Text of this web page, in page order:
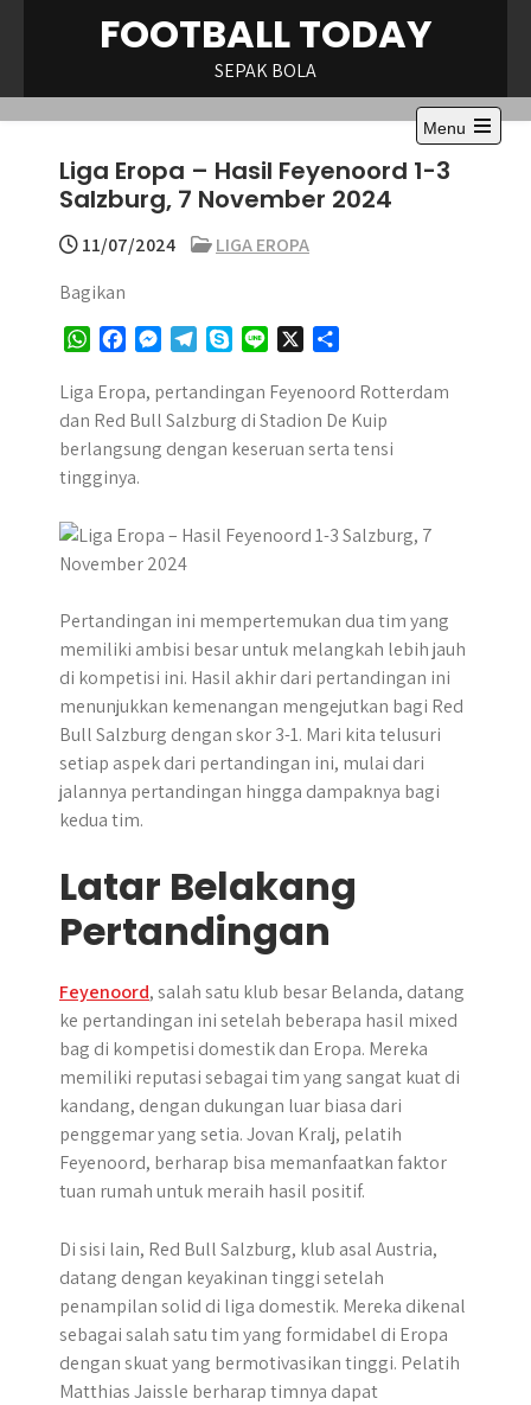
FOOTBALL TODAY
SEPAK BOLA
Menu
Open
Liga Eropa – Hasil Feyenoord 1-3
Salzburg, 7 November 2024
11/07/2024
LIGA EROPA
Bagikan
W
a
t
s
A
p
c
e
b
o
s
s
e
r
l
e
g
y
p
e
n
e
a
r
e
Liga Eropa, pertandingan Feyenoord Rotterdam
dan Red Bull Salzburg di Stadion De Kuip
berlangsung dengan keseruan serta tensi
tingginya.
Pertandingan ini mempertemukan dua tim yang
memiliki ambisi besar untuk melangkah lebih jauh
di kompetisi ini. ​Hasil akhir dari pertandingan ini
menunjukkan kemenangan mengejutkan bagi Red
Bull Salzburg dengan skor 3-1.​ Mari kita telusuri
setiap aspek dari pertandingan ini, mulai dari
jalannya pertandingan hingga dampaknya bagi
kedua tim.
Latar Belakang
Pertandingan
Feyenoord, salah satu klub besar Belanda, datang
ke pertandingan ini setelah beberapa hasil mixed
bag di kompetisi domestik dan Eropa. Mereka
memiliki reputasi sebagai tim yang sangat kuat di
kandang, dengan dukungan luar biasa dari
penggemar yang setia. Jovan Kralj, pelatih
Feyenoord, berharap bisa memanfaatkan faktor
tuan rumah untuk meraih hasil positif.
Di sisi lain, Red Bull Salzburg, klub asal Austria,
datang dengan keyakinan tinggi setelah
penampilan solid di liga domestik. Mereka dikenal
sebagai salah satu tim yang formidabel di Eropa
dengan skuat yang bermotivasikan tinggi. Pelatih
Matthias Jaissle berharap timnya dapat